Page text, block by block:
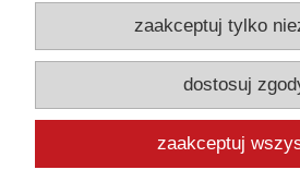
Moje konto
Produkty
Informacje
zaakceptuj tylko
dostosuj
zaakceptuj